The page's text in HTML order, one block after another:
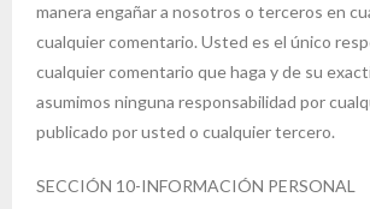
manera engañar a nosotros o terceros en
cualquier comentario. Usted es el único
cualquier comentario que haga y de su
asumimos ninguna responsabilidad por
publicado por usted o cualquier tercero.
SECCIÓN 10-INFORMACIÓN PERSONAL